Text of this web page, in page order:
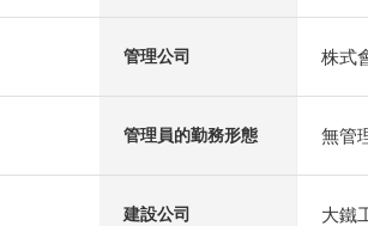
管理公司 株式
管理員的勤務形態 無管
建設公司 大鐵